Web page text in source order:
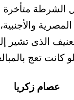
متأخرة
الذى تشير
كانت تعج
عصام زكريا